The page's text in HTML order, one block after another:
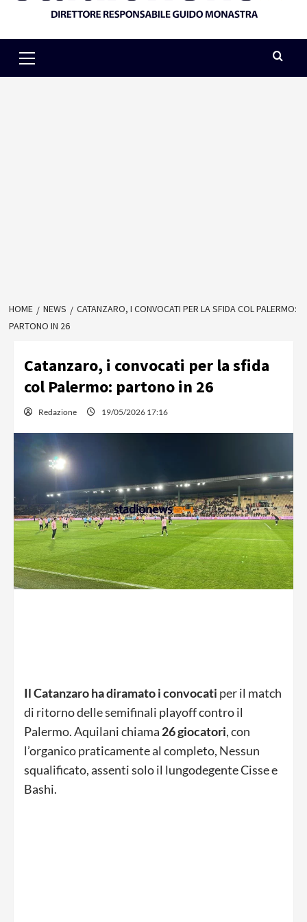
Menu
HOME NEWS
CATANZARO, I CONVOCATI PER LA SFIDA COL PALERMO:
PARTONO IN 26
Catanzaro, i convocati per la sfida
col Palermo: partono in 26
Redazione 19/05/2026 17:16
Il Catanzaro ha diramato i convocati per il match
di ritorno delle semifinali playoff contro il
Palermo. Aquilani chiama26 giocatori, con
l’organico praticamente al completo, Nessun
squalificato, assenti solo il lungodegente Cisse e
Bashi.